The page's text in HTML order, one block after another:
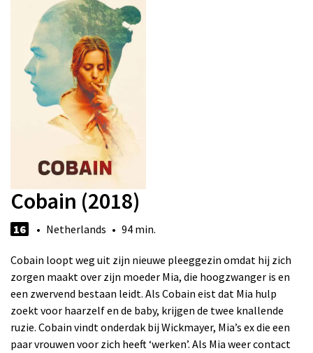
Cobain (2018)
16 • Netherlands • 94 min.
Cobain loopt weg uit zijn nieuwe pleeggezin omdat hij zich
zorgen maakt over zijn moeder Mia, die hoogzwanger is en
een zwervend bestaan leidt. Als Cobain eist dat Mia hulp
zoekt voor haarzelf en de baby, krijgen de twee knallende
ruzie. Cobain vindt onderdak bij Wickmayer, Mia’s ex die een
paar vrouwen voor zich heeft ‘werken’. Als Mia weer contact